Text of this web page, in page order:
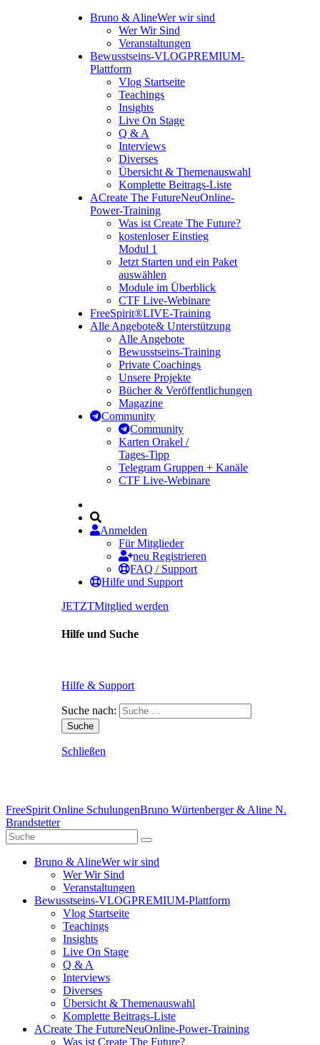
Bruno & AlineWer wir sind
Wer Wir Sind
Veranstaltungen
Bewusstseins-VLOGPREMIUM-
Plattform
Vlog Startseite
Teachings
Insights
Live On Stage
Q & A
Interviews
Diverses
Übersicht & Themenauswahl
Komplette Beitrags-Liste
ACreate The FutureNeuOnline-
Power-Training
Was ist Create The Future?
kostenloser Einstieg
Modul 1
Jetzt Starten und ein Paket
auswählen
Module im Überblick
CTF Live-Webinare
FreeSpirit®LIVE-Training
Alle Angebote& Unterstützung
Alle Angebote
Bewusstseins-Training
Private Coachings
Unsere Projekte
Bücher & Veröffentlichungen
Magazine
Community
Community
Karten Orakel /
Tages-Tipp
Telegram Gruppen + Kanäle
CTF Live-Webinare
Anmelden
Für Mitglieder
neu Registrieren
FAQ / Support
Hilfe und Support
JETZTMitglied werden
Hilfe und Suche
Hilfe & Support
Suche nach:
Schließen
FreeSpirit Online SchulungenBruno Würtenberger & Aline N.
Brandstetter
Bruno & AlineWer wir sind
Wer Wir Sind
Veranstaltungen
Bewusstseins-VLOGPREMIUM-Plattform
Vlog Startseite
Teachings
Insights
Live On Stage
Q & A
Interviews
Diverses
Übersicht & Themenauswahl
Komplette Beitrags-Liste
ACreate The FutureNeuOnline-Power-Training
Was ist Create The Future?